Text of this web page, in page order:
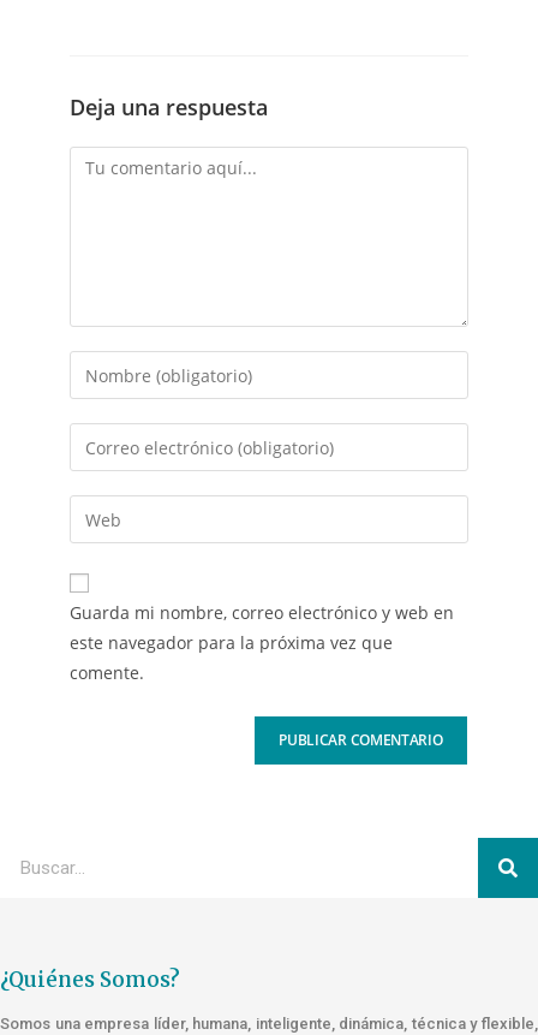
Deja una respuesta
Guarda mi nombre, correo electrónico y web en
este navegador para la próxima vez que
comente.
¿Quiénes Somos?
Somos una empresa líder, humana, inteligente, dinámica, técnica y flexible,